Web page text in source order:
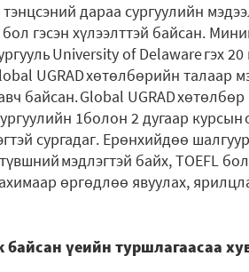
тэнцсэний дараа сургуулийн
гэсэн хүлээлттэй байсан.
University of Delaware гэх
UGRAD хөтөлбөрийн талаар
байсан. Global UGRAD
1болон 2 дугаар
сургадаг. Ерөнхийдөө
мэдлэгтэй байх, TOEFL
өргөдлөө явуулах,
байсан үеийн туршлагаасаа